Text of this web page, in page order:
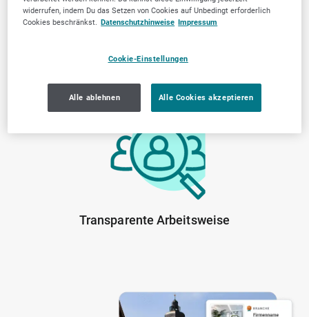
Von der Community
geprüfte Anbieter
Lokale Marktkenntnis
Transparente Arbeitsweise
widerrufen, indem Du das Setzen von Cookies auf Unbedingt erforderlich
Cookies beschränkst. Datenschutzhinweise Impressum
Cookie-Einstellungen
Alle ablehnen Alle Cookies akzeptieren